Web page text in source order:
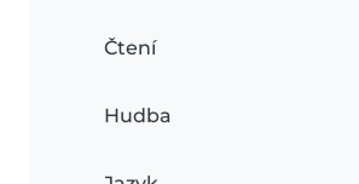
Čtení
Hudba